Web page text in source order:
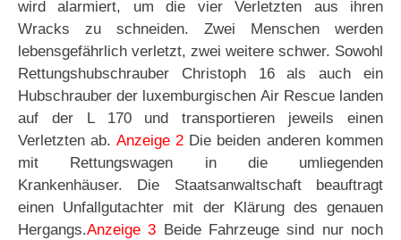
wird alarmiert, um die vier Verletzten aus ihren
Wracks zu schneiden. Zwei Menschen werden
lebensgefährlich verletzt, zwei weitere schwer. Sowohl
Rettungshubschrauber Christoph 16 als auch ein
Hubschrauber der luxemburgischen Air Rescue landen
auf der L 170 und transportieren jeweils einen
Verletzten ab. Anzeige 2Die beiden anderen kommen
mit Rettungswagen in die umliegenden
Krankenhäuser. Die Staatsanwaltschaft beauftragt
einen Unfallgutachter mit der Klärung des genauen
Hergangs.Anzeige 3 Beide Fahrzeuge sind nur noch